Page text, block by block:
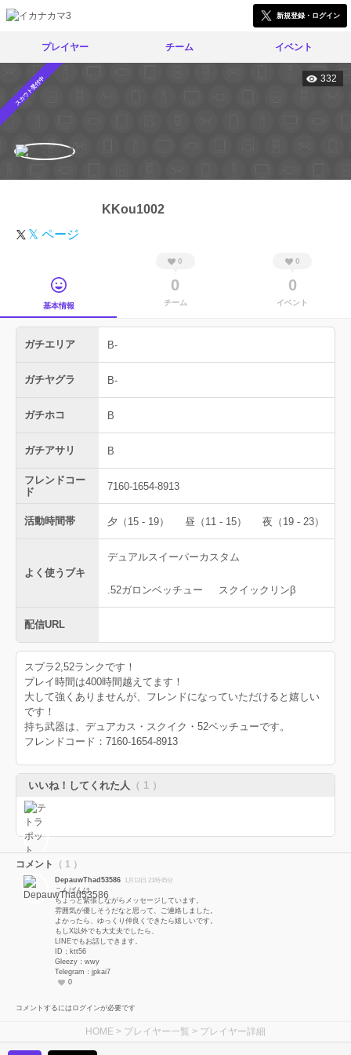
新規登録・ログイン
プレイヤー チーム イベント
スカウト受付中 332
KKou1002
𝕏 ページ
基本情報
0
0
チーム
0
0
イベント
ガチエリア B-
ガチヤグラ B-
ガチホコ B
ガチアサリ B
フレンドコー
ド
7160-1654-8913
活動時間帯 夕（15 - 19） 昼（11 - 15） 夜（19 - 23）
よく使うブキ
デュアルスイーパーカスタム
.52ガロンベッチュー スクイックリンβ
配信URL
スプラ2,52ランクです！
プレイ時間は400時間越えてます！
大して強くありませんが、フレンドになっていただけると嬉しい
です！
持ち武器は、デュアカス・スクイク・52ベッチューです。
フレンドコード：7160-1654-8913
いいね！してくれた人 （ 1 ）
コメント （ 1 ）
DepauwThad53586 1月13日 21時45分
こんばんは。
ちょっと緊張しながらメッセージしています。
雰囲気が優しそうだなと思って、ご連絡しました。
よかったら、ゆっくり仲良くできたら嬉しいです。
もしX以外でも大丈夫でしたら、
LINEでもお話しできます。
ID：ktt56
Gleezy：wwy
Telegram：jpkai7
0
コメントするにはログインが必要です
HOME > プレイヤー一覧 > プレイヤー詳細